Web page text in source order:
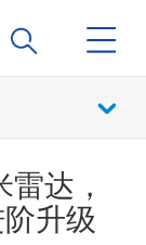
达，
升级